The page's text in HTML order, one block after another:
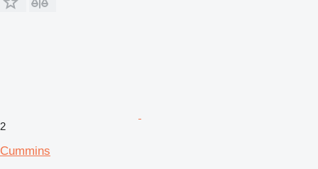
2
Cummins